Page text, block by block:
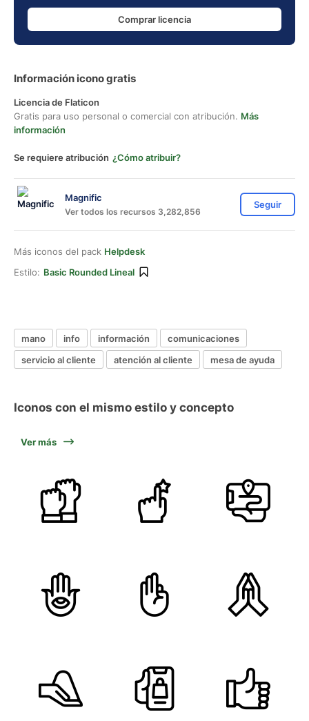
Comprar licencia
Información icono gratis
Licencia de Flaticon
Gratis para uso personal o comercial con atribución. Más
información
Se requiere atribución ¿Cómo atribuir?
Magnific
Ver todos los recursos 3,282,856
Seguir
Más iconos del pack Helpdesk
Estilo: Basic Rounded Lineal
mano info información
comunicaciones
servicio al cliente
atención al cliente mesa de ayuda
Iconos con el mismo estilo y concepto
Ver más